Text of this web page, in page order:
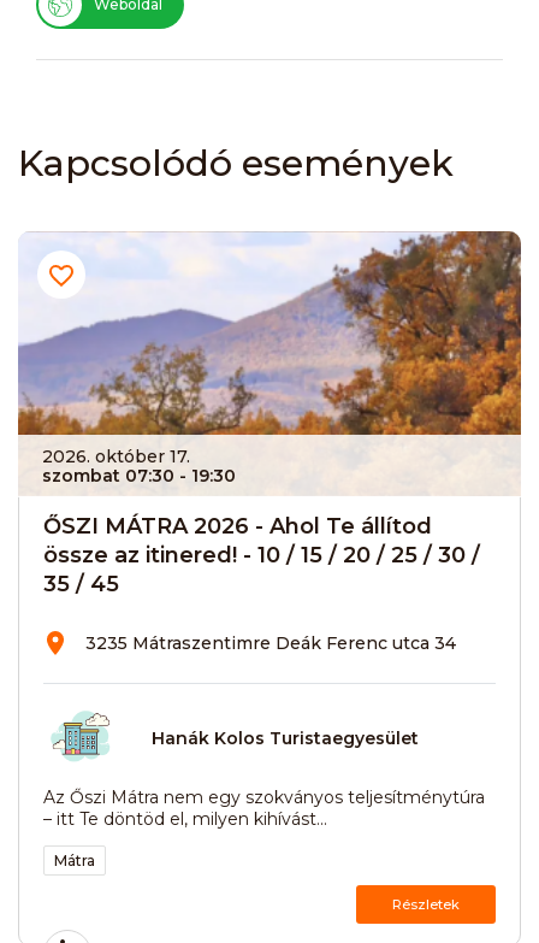
Weboldal
Kapcsolódó események
2026. október 17.
szombat 07:30 - 19:30
ŐSZI MÁTRA 2026 - Ahol Te állítod
össze az itinered! - 10 / 15 / 20 / 25 / 30 /
35 / 45
3235 Mátraszentimre Deák Ferenc utca 34
Hanák Kolos Turistaegyesület
Az Őszi Mátra nem egy szokványos teljesítménytúra
– itt Te döntöd el, milyen kihívást...
Mátra
Részletek